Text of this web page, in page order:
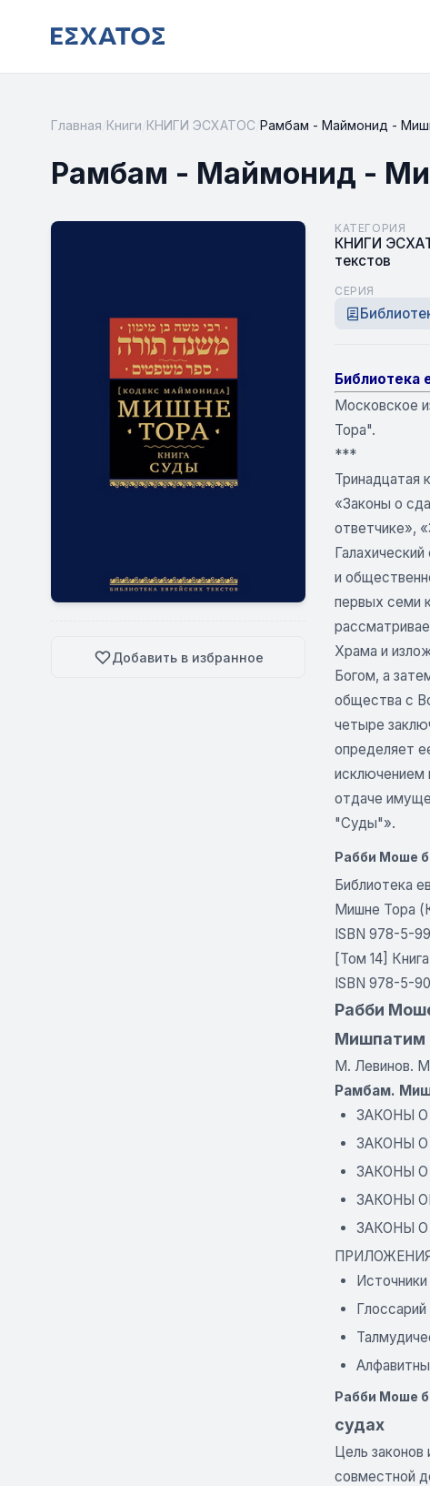
Главная Книги КНИГИ ЭСХАТОС Рамбам - Маймонид -
Рамбам - Маймонид -
Добавить в избранное
КАТЕГОРИЯ
КНИГИ
текстов
СЕРИЯ
Библиотека
Московское
Тора".
***
Тринадцатая
«Законы о
ответчике»,
и
первых семи
Храма и
Богом, а
общества с
четыре
определяет
исключением
отдаче
"Суды"».
Рабби Моше
Библиотека
Мишне Тора
ISBN 978-5-
[Том 14]
ISBN 978-5-
Рабби
Мишпатим
М. Левинов.
Рамбам.
ЗАКОНЫ
ЗАКОНЫ
ЗАКОНЫ
ЗАКОНЫ
ЗАКОНЫ
Глоссарий
Рабби Моше
судах
Цель
совместной